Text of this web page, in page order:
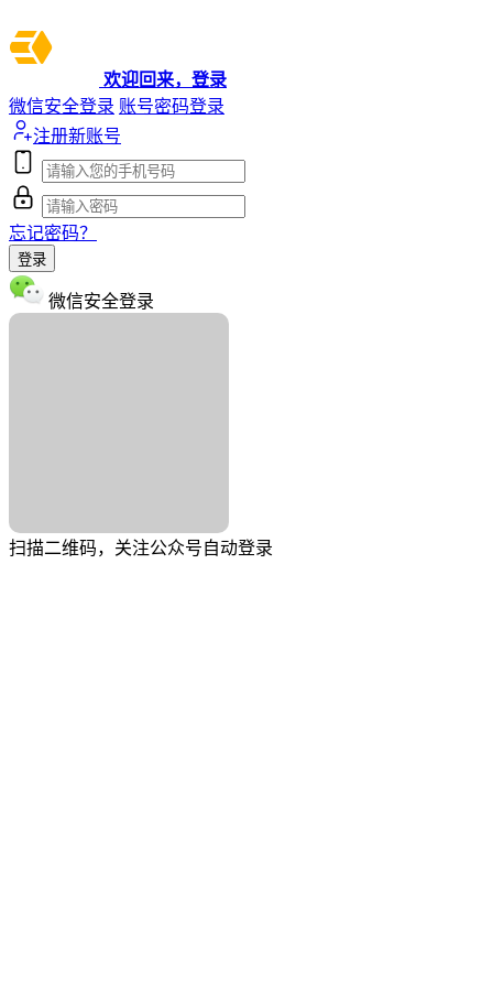
欢迎回来，登录
微信安全登录 账号密码登录
注册新账号
忘记密码？
登录
微信安全登录
扫描二维码，关注公众号自动登录